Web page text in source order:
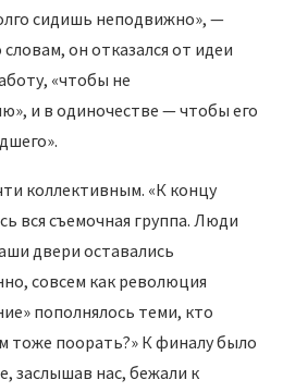
сидишь неподвижно», —
он отказался от идеи
«чтобы не
и в одиночестве — чтобы его
коллективным. «К концу
вся съемочная группа. Люди
двери оставались
совсем как революция
пополнялось теми, кто
тоже поорать?» К финалу было
заслышав нас, бежали к